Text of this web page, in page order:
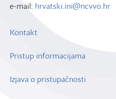
e-mail: hrvatski.ini@ncvvo.hr
Kontakt
Pristup informacijama
Izjava o pristupačnosti